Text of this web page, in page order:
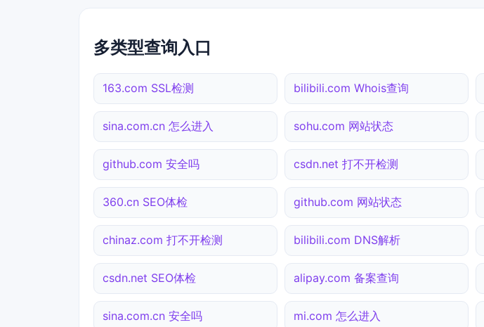
多类型查询入口
163.com SSL检测 bilibili.com Whois查询
sina.com.cn 怎么进入 sohu.com 网站状态
github.com 安全吗 csdn.net 打不开检测
360.cn SEO体检 github.com 网站状态
chinaz.com 打不开检测 bilibili.com DNS解析
csdn.net SEO体检 alipay.com 备案查询
sina.com.cn 安全吗 mi.com 怎么进入